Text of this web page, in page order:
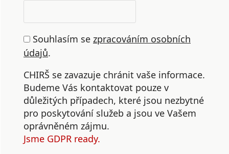
Souhlasím se zpracováním osobních
údajů.
CHIRŠ se zavazuje chránit vaše informace.
Budeme Vás kontaktovat pouze v
důležitých případech, které jsou nezbytné
pro poskytování služeb a jsou ve Vašem
oprávněném zájmu.
Jsme GDPR ready.